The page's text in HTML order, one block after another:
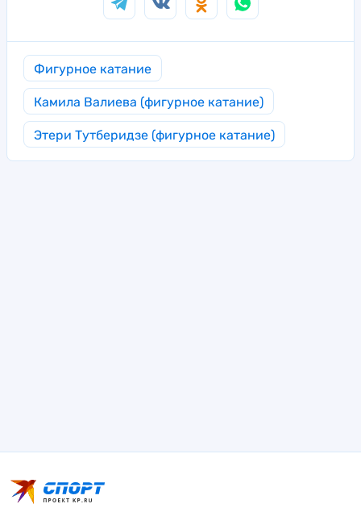
Фигурное катание
Камила Валиева (фигурное катание)
Этери Тутберидзе (фигурное катание)